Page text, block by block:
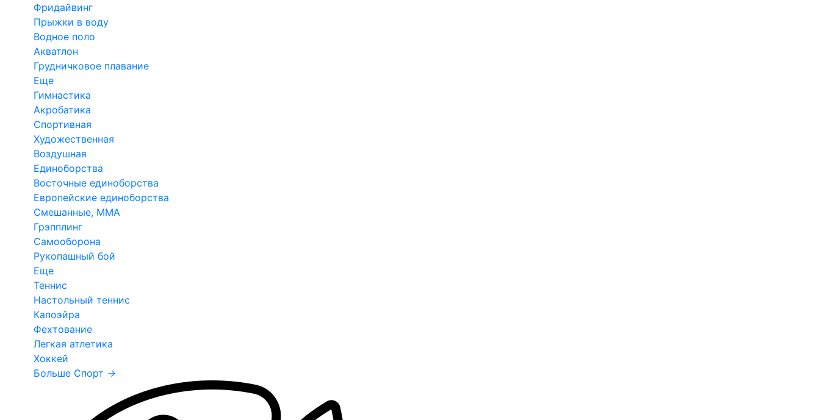
Фридайвинг
Прыжки в воду
Водное поло
Акватлон
Грудничковое плавание
Еще
Гимнастика
Акробатика
Спортивная
Художественная
Воздушная
Единоборства
Восточные единоборства
Европейские единоборства
Смешанные, ММА
Грэпплинг
Самооборона
Рукопашный бой
Еще
Теннис
Настольный теннис
Капоэйра
Фехтование
Легкая атлетика
Хоккей
Больше Спорт →